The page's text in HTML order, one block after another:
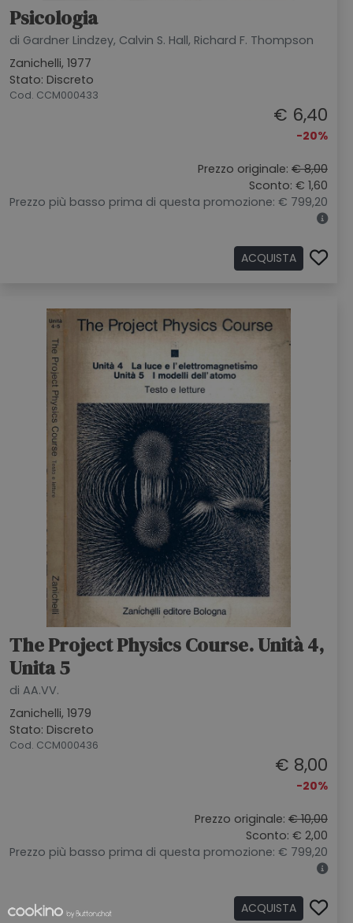
Psicologia
di Gardner Lindzey, Calvin S. Hall, Richard F. Thompson
Zanichelli, 1977
Stato: Discreto
Cod. CCM000433
€ 6,40
-20%
Prezzo originale: € 8,00
Sconto: € 1,60
Prezzo più basso prima di questa promozione: € 799,20
ACQUISTA
The Project Physics Course. Unità 4,
Unita 5
di AA.VV.
Zanichelli, 1979
Stato: Discreto
Cod. CCM000436
€ 8,00
-20%
Prezzo originale: € 10,00
Sconto: € 2,00
Prezzo più basso prima di questa promozione: € 799,20
ACQUISTA